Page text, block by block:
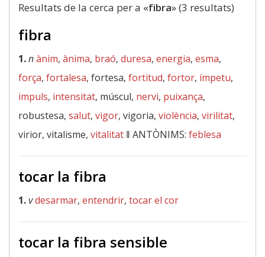
Resultats de la cerca per a «fibra» (3 resultats)
fibra
1.nànim, ànima, braó, duresa, energia, esma,
força, fortalesa, fortesa, fortitud, fortor, ímpetu,
impuls, intensitat, múscul, nervi, puixança,
robustesa, salut, vigor, vigoria, violència, virilitat,
virior, vitalisme, vitalitat ‖ ANTÒNIMS: feblesa
tocar la fibra
1.vdesarmar, entendrir, tocar el cor
tocar la fibra sensible